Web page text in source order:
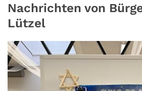
Nachrichten von
Lützel